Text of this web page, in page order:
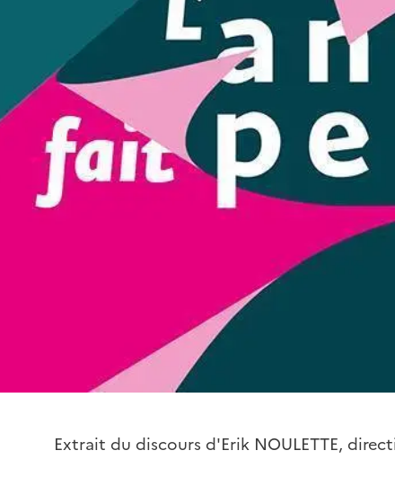
Extrait du discours d'Erik NOULETTE,